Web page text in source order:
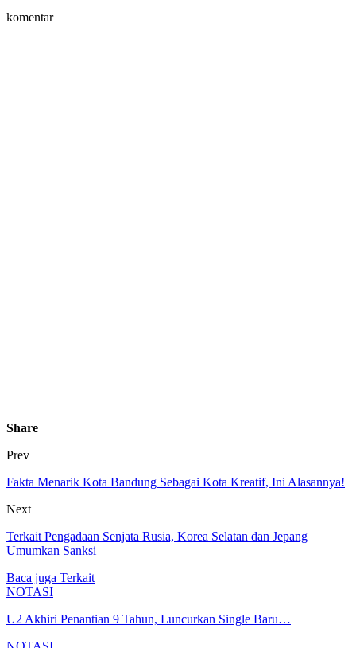
komentar
Share
Prev
Fakta Menarik Kota Bandung Sebagai Kota Kreatif, Ini Alasannya!
Next
Terkait Pengadaan Senjata Rusia, Korea Selatan dan Jepang
Umumkan Sanksi
Baca juga Terkait
NOTASI
U2 Akhiri Penantian 9 Tahun, Luncurkan Single Baru…